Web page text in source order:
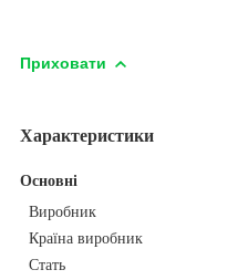
Приховати
Характеристики
Основні
Виробник
Країна виробник
Стать